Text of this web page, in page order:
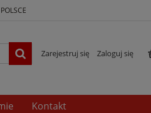
Zarejestruj się Zaloguj się
Kontakt